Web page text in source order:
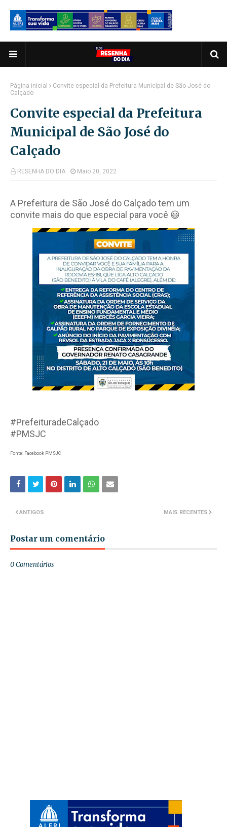
Página inicial
Convite especial da Prefeitura Municipal de São José do
Calçado
Convite especial da Prefeitura
Municipal de São José do
Calçado
RESENHA DO DIA Maio 20, 2022
A Prefeitura de São José do Calçado tem um
convite mais do que especial para você 😃
#PrefeituradeCalçado
#PMSJC
Fonte: Facebook PMSJC
MAIS RECENTES
ANTIGOS
Postar um comentário
0 Comentários